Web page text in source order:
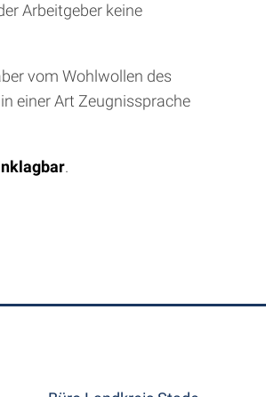
Arbeitgeber keine
vom Wohlwollen des
einer Art Zeugnissprache
.